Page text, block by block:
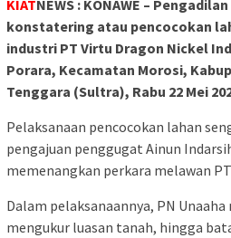
KIATNEWS : KONAWE –
konstatering atau pencocokan
industri PT Virtu Dragon Nickel
Porara, Kecamatan Morosi,
Tenggara (Sultra), Rabu 22 Mei
Pelaksanaan pencocokan lahan
pengajuan penggugat Ainun
memenangkan perkara melawan
Dalam pelaksanaannya, PN
mengukur luasan tanah, hingga